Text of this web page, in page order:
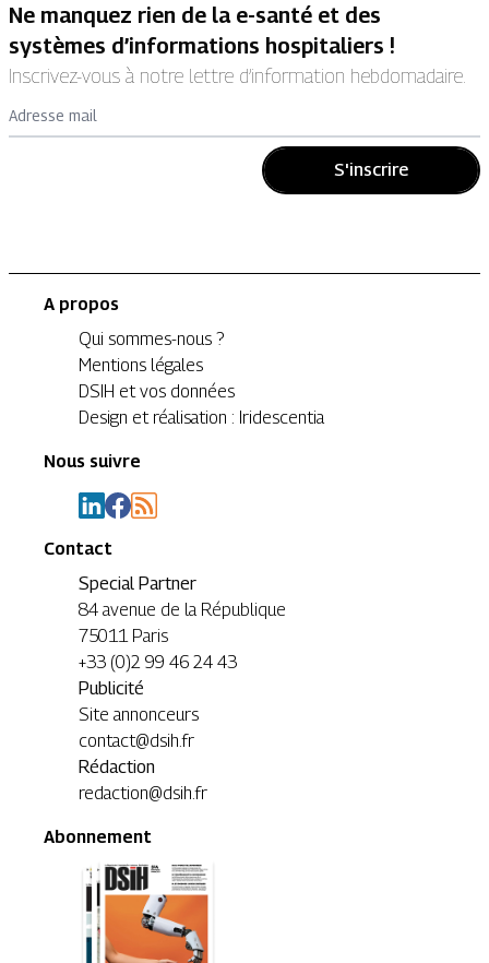
Ne manquez rien de la e-santé et des
systèmes d’informations hospitaliers !
Inscrivez-vous à notre lettre d’information hebdomadaire.
Adresse mail
S'inscrire
A propos
Qui sommes-nous ?
Mentions légales
DSIH et vos données
Design et réalisation : Iridescentia
Nous suivre
Contact
Special Partner
84 avenue de la République
75011 Paris
+33 (0)2 99 46 24 43
Publicité
Site annonceurs
contact@dsih.fr
Rédaction
redaction@dsih.fr
Abonnement